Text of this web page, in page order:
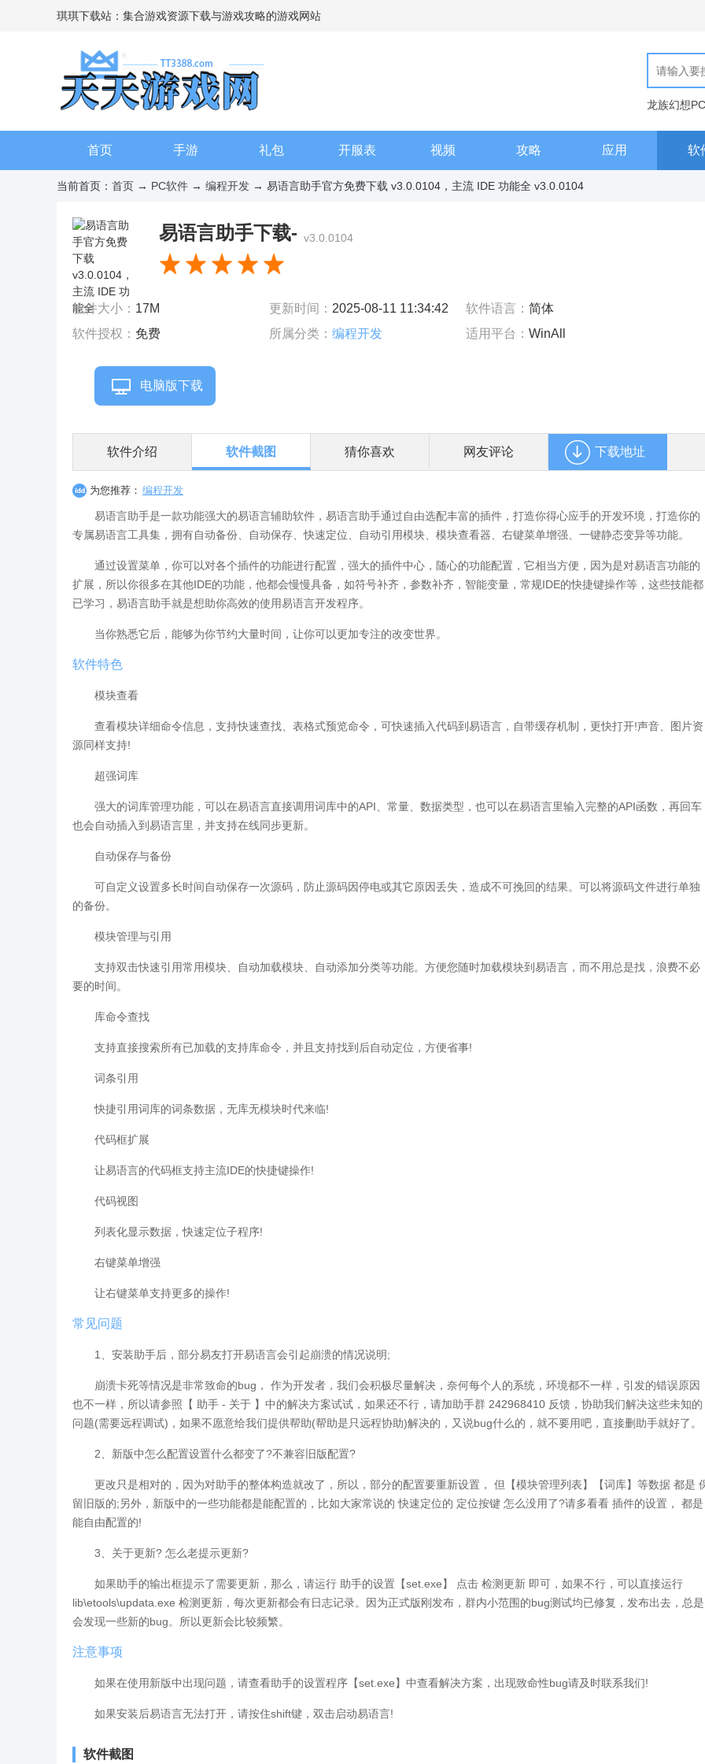
琪琪下载站：集合游戏资源下载与游戏攻略的游戏网站
龙族幻想
现代汉语词
首页 手游 礼包 开服表 视频 攻略 应用 软
当前首页： 首页 → PC软件 → 编程开发 → 易语言助手官方免费下载 v3.0.0104，主流 IDE 功能全 v3.0.0104
易语言助手下载- v3.0.0104
软件大小： 17M 更新时间： 2025-08-11 11:34:42 软件语言： 简体
软件授权： 免费 所属分类： 编程开发 适用平台： WinAll
电脑版下载
软件介绍 软件截图 猜你喜欢 网友评论 下载地址
为您推荐： 编程开发
易语言助手是一款功能强大的易语言辅助软件，易语言助手通过自由选配丰富的插件，打造你得心应手的开发环境，打造你的
专属易语言工具集，拥有自动备份、自动保存、快速定位、自动引用模块、模块查看器、右键菜单增强、一键静态变异等功能。
通过设置菜单，你可以对各个插件的功能进行配置，强大的插件中心，随心的功能配置，它相当方便，因为是对易语言功能的
扩展，所以你很多在其他IDE的功能，他都会慢慢具备，如符号补齐，参数补齐，智能变量，常规IDE的快捷键操作等，这些技能都
已学习，易语言助手就是想助你高效的使用易语言开发程序。
当你熟悉它后，能够为你节约大量时间，让你可以更加专注的改变世界。
软件特色
模块查看
查看模块详细命令信息，支持快速查找、表格式预览命令，可快速插入代码到易语言，自带缓存机制，更快打开!声音、图片资
源同样支持!
超强词库
强大的词库管理功能，可以在易语言直接调用词库中的API、常量、数据类型，也可以在易语言里输入完整的API函数，再回车
也会自动插入到易语言里，并支持在线同步更新。
自动保存与备份
可自定义设置多长时间自动保存一次源码，防止源码因停电或其它原因丢失，造成不可挽回的结果。可以将源码文件进行单独
的备份。
模块管理与引用
支持双击快速引用常用模块、自动加载模块、自动添加分类等功能。方便您随时加载模块到易语言，而不用总是找，浪费不必
要的时间。
库命令查找
支持直接搜索所有已加载的支持库命令，并且支持找到后自动定位，方便省事!
词条引用
快捷引用词库的词条数据，无库无模块时代来临!
代码框扩展
让易语言的代码框支持主流IDE的快捷键操作!
代码视图
列表化显示数据，快速定位子程序!
右键菜单增强
让右键菜单支持更多的操作!
常见问题
1、安装助手后，部分易友打开易语言会引起崩溃的情况说明;
崩溃卡死等情况是非常致命的bug， 作为开发者，我们会积极尽量解决，奈何每个人的系统，环境都不一样，引发的错误原因
也不一样，所以请参照【 助手 - 关于 】中的解决方案试试，如果还不行，请加助手群 242968410 反馈，协助我们解决这些未知的
问题(需要远程调试)，如果不愿意给我们提供帮助(帮助是只远程协助)解决的，又说bug什么的，就不要用吧，直接删助手就好了。
2、新版中怎么配置设置什么都变了?不兼容旧版配置?
更改只是相对的，因为对助手的整体构造就改了，所以，部分的配置要重新设置， 但【模块管理列表】【词库】等数据 都是
留旧版的;另外，新版中的一些功能都是能配置的，比如大家常说的 快速定位的 定位按键 怎么没用了?请多看看 插件的设置， 都是
能自由配置的!
3、关于更新? 怎么老提示更新?
如果助手的输出框提示了需要更新，那么，请运行 助手的设置【set.exe】 点击 检测更新 即可，如果不行，可以直接运行
lib\etools\updata.exe 检测更新，每次更新都会有日志记录。因为正式版刚发布，群内小范围的bug测试均已修复，发布出去，总是
会发现一些新的bug。所以更新会比较频繁。
注意事项
如果在使用新版中出现问题，请查看助手的设置程序【set.exe】中查看解决方案，出现致命性bug请及时联系我们!
如果安装后易语言无法打开，请按住shift键，双击启动易语言!
软件截图